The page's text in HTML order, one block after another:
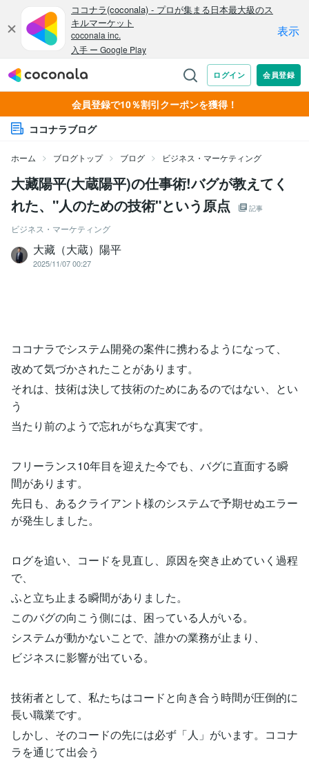
会員登録で10％割引クーポンを獲得！
ココナラブログ
ホーム ブログトップ ブログ ビジネス・マーケティング
大藏陽平(大蔵陽平)の仕事術!バグが教えてく
れた、"人のための技術"という原点
記事
ビジネス・マーケティング
大藏（大蔵）陽平
2025/11/07 00:27
ココナラでシステム開発の案件に携わるようになって、
改めて気づかされたことがあります。
それは、技術は決して技術のためにあるのではない、とい
う
当たり前のようで忘れがちな真実です。
フリーランス10年目を迎えた今でも、バグに直面する瞬
間があります。
先日も、あるクライアント様のシステムで予期せぬエラー
が発生しました。
ログを追い、コードを見直し、原因を突き止めていく過程
で、
ふと立ち止まる瞬間がありました。
このバグの向こう側には、困っている人がいる。
システムが動かないことで、誰かの業務が止まり、
ビジネスに影響が出ている。
技術者として、私たちはコードと向き合う時間が圧倒的に
長い職業です。
しかし、そのコードの先には必ず「人」がいます。ココナ
ラを通じて出会う